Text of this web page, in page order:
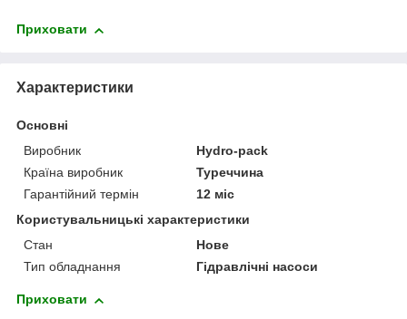
Приховати
Характеристики
Основні
Виробник
Hydro-pack
Країна виробник
Туреччина
Гарантійний термін
12 міс
Користувальницькі характеристики
Стан
Нове
Тип обладнання
Гідравлічні насоси
Приховати